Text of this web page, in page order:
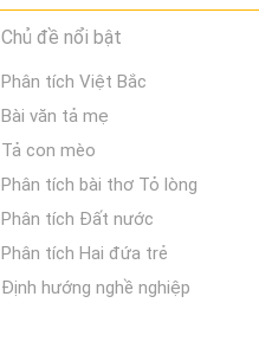
Chủ đề nổi bật
Phân tích Việt Bắc
Bài văn tả mẹ
Tả con mèo
Phân tích bài thơ Tỏ lòng
Phân tích Đất nước
Phân tích Hai đứa trẻ
Định hướng nghề nghiệp